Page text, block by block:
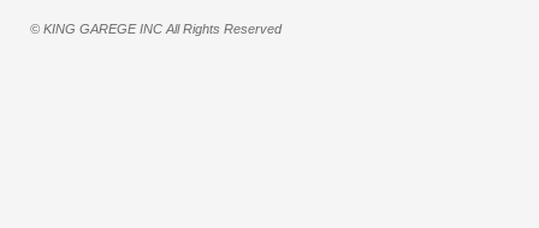
© KING GAREGE INC All Rights Reserved